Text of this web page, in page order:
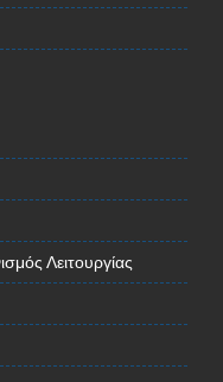
Λειτουργίας